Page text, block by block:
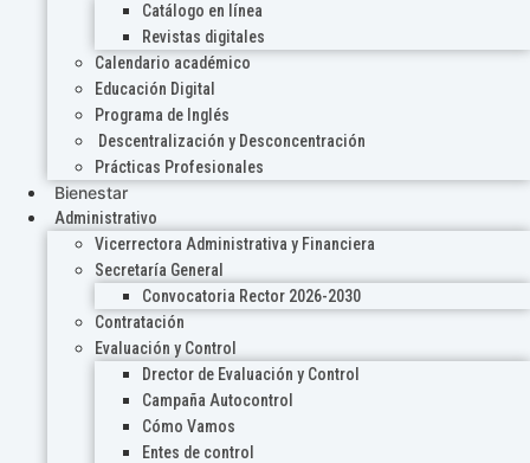
Catálogo en línea
Revistas digitales
Calendario académico
Educación Digital
Programa de Inglés
Descentralización y Desconcentración
Prácticas Profesionales
Bienestar
Administrativo
Vicerrectora Administrativa y Financiera
Secretaría General
Convocatoria Rector 2026-2030
Contratación
Evaluación y Control
Drector de Evaluación y Control
Campaña Autocontrol
Cómo Vamos
Entes de control